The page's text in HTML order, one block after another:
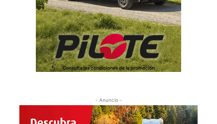
- Anuncio -